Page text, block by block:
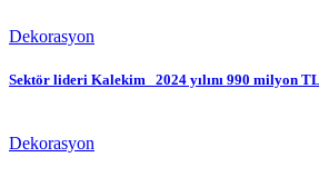
Dekorasyon
Sektör lideri Kalekim 2024 yılını 990 milyon
Dekorasyon